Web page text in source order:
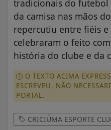
tradicionais do futebol
da camisa nas mãos
repercutiu entre fiéis
celebraram o feito
história do clube e da
O TEXTO ACIMA
ESCREVEU, NÃO
PORTAL.
CRICIÚMA ESPORTE